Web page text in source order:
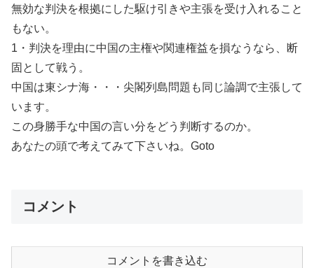
無効な判決を根拠にした駆け引きや主張を受け入れること
もない。
1・判決を理由に中国の主権や関連権益を損なうなら、断
固として戦う。
中国は東シナ海・・・尖閣列島問題も同じ論調で主張して
います。
この身勝手な中国の言い分をどう判断するのか。
あなたの頭で考えてみて下さいね。Goto
コメント
コメントを書き込む